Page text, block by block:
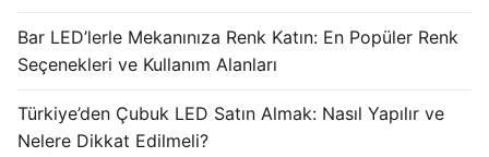
Bar LED’lerle Mekanınıza Renk Katın: En Popüler Renk
Seçenekleri ve Kullanım Alanları
Türkiye’den Çubuk LED Satın Almak: Nasıl Yapılır ve
Nelere Dikkat Edilmeli?